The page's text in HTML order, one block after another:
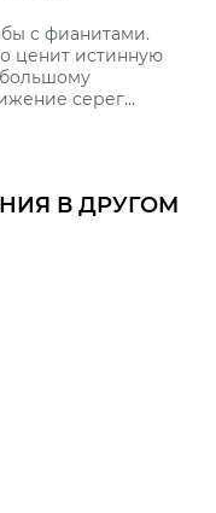
с фианитами.
ценит истинную
большому
серег
подходит как
В ДРУГОМ